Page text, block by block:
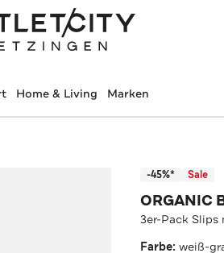
Home & Living Marken
-45%* Sale
ORGANIC
3er-Pack Slips
Farbe:weiß-